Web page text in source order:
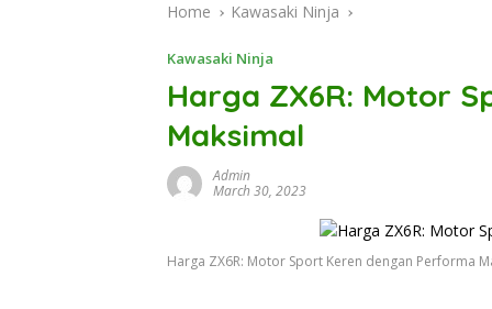
e
Home Kawasaki Ninja
Kawasaki Ninja
Harga ZX6R: Motor
Maksimal
Admin
March 30, 2023
Harga ZX6R: Motor Sport Keren dengan Performa